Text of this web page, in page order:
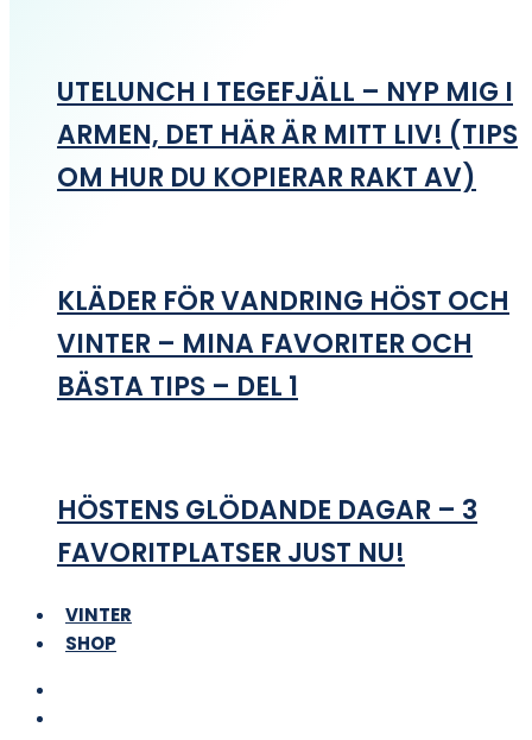
UTELUNCH I TEGEFJÄLL – NYP MIG I
ARMEN, DET HÄR ÄR MITT LIV! (TIPS
OM HUR DU KOPIERAR RAKT AV)
KLÄDER FÖR VANDRING HÖST OCH
VINTER – MINA FAVORITER OCH
BÄSTA TIPS – DEL 1
HÖSTENS GLÖDANDE DAGAR – 3
FAVORITPLATSER JUST NU!
VINTER
SHOP